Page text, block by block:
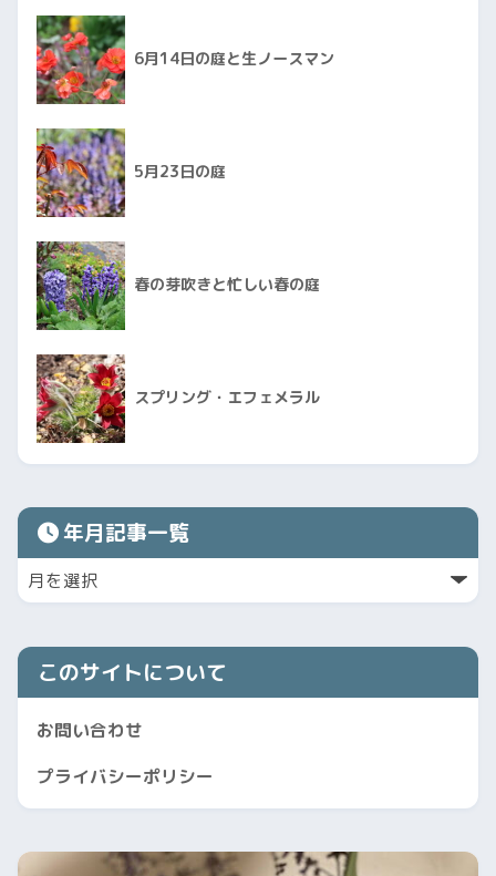
6月14日の庭と生ノースマン
5月23日の庭
春の芽吹きと忙しい春の庭
スプリング・エフェメラル
年月記事一覧
このサイトについて
お問い合わせ
プライバシーポリシー